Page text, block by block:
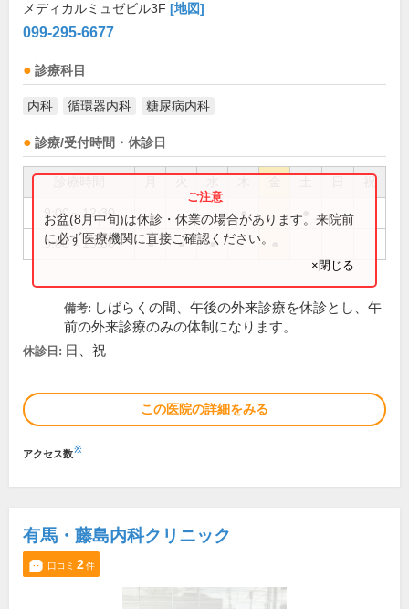
メディカルミュゼビル3F [地図]
099-295-6677
診療科目
内科 循環器内科 糖尿病内科
診療/受付時間・休診日
祝
9:00～12:30 ●
9:00～13:00 ● ● ●
お盆(8月中旬)は休診・休業の場合があります。来院前
に必ず医療機関に直接ご確認ください。
×閉じる
備考: しばらくの間、午後の外来診療を休診とし、午
前の外来診療のみの体制になります。
休診日: 日、祝
この医院の詳細をみる
アクセス数※
有馬・藤島内科クリニック
口コミ 2件